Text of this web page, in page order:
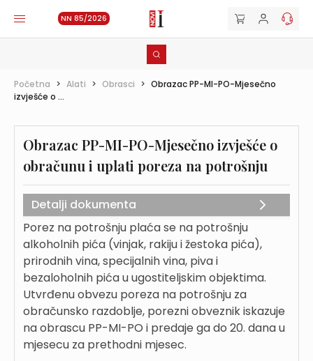
NN 85/2026
Početna > Alati > Obrasci > Obrazac PP-MI-PO-Mjesečno
izvješće o ...
Obrazac PP-MI-PO-Mjesečno izvješće o
obračunu i uplati poreza na potrošnju
Detalji dokumenta
Porez na potrošnju plaća se na potrošnju
alkoholnih pića (vinjak, rakiju i žestoka pića),
prirodnih vina, specijalnih vina, piva i
bezaloholnih pića u ugostiteljskim objektima.
Utvrđenu obvezu poreza na potrošnju za
obračunsko razdoblje, porezni obveznik iskazuje
na obrascu PP-MI-PO i predaje ga do 20. dana u
mjesecu za prethodni mjesec.